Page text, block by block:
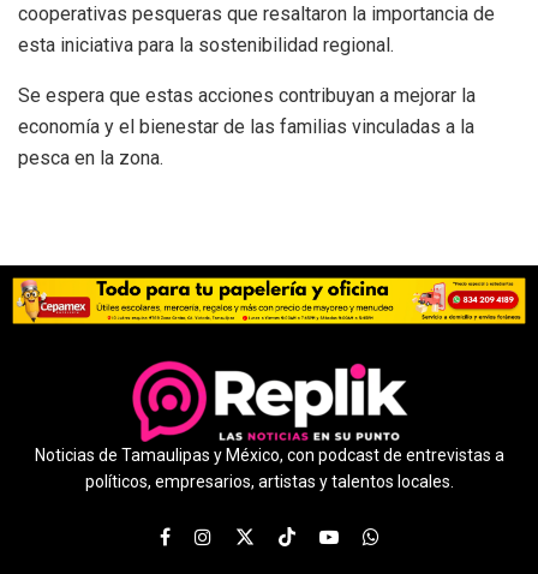
cooperativas pesqueras que resaltaron la importancia de
esta iniciativa para la sostenibilidad regional.
Se espera que estas acciones contribuyan a mejorar la
economía y el bienestar de las familias vinculadas a la
pesca en la zona.
Noticias de Tamaulipas y México, con podcast de entrevistas a
políticos, empresarios, artistas y talentos locales.